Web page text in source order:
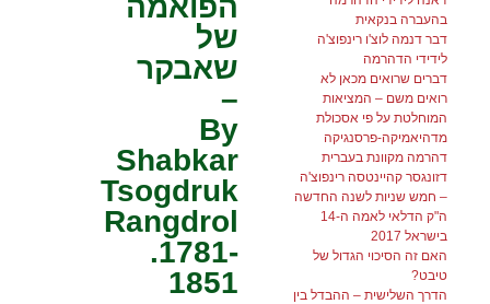
בהעברה בנקאית
דבר דנמה לוצ'ו רינפוצ'ה
לידידי הדהרמה
דברים שרואים מכאן לא
רואים משם – המציאות
המוחלטת על פי אסכולת
מדהיאמיקה-פרסנגיקה
דהרמה מקוונת בעברית
דזונגסר קהיינטסה רינפוצ'ה
– חמש שניות לשנה החדשה
ה"ק הדלאי לאמה ה-14
בישראל 2017
האם זה הסיכוי הגדול של
טיבט?
הדרך השלישית – ההבדל בין
הפואמה
של
שאבקר
–
By
Shabkar
Tsogdruk
Rangdrol
.1781-
1851